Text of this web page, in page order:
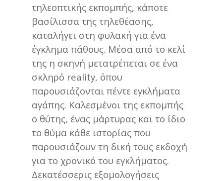
τηλεοπτικής εκπομπής, κάποτε
βασίλισσα της τηλεθέασης,
καταλήγει στη φυλακή για ένα
έγκλημα πάθους. Μέσα από το κελί
της η σκηνή μετατρέπεται σε ένα
σκληρό reality, όπου
παρουσιάζονται πέντε εγκλήματα
αγάπης. Καλεσμένοι της εκπομπής
ο θύτης, ένας μάρτυρας και το ίδιο
το θύμα κάθε ιστορίας που
παρουσιάζουν τη δική τους εκδοχή
για το χρονικό του εγκλήματος.
Δεκατέσσερις εξομολογήσεις